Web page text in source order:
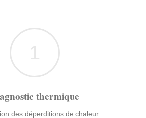
1
thermique
des déperditions de chaleur.